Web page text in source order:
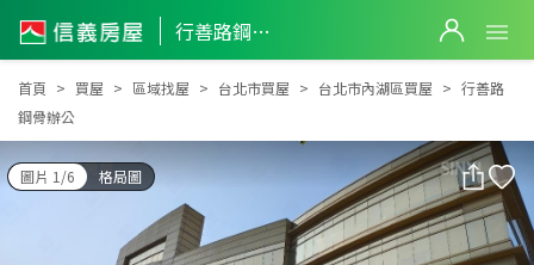
行善路鋼骨辦公
行善路鋼骨辦公
首頁 買屋 區域找屋 台北市買屋 台北市內湖區買屋
行善路
鋼骨辦公
圖片 1/6 格局圖